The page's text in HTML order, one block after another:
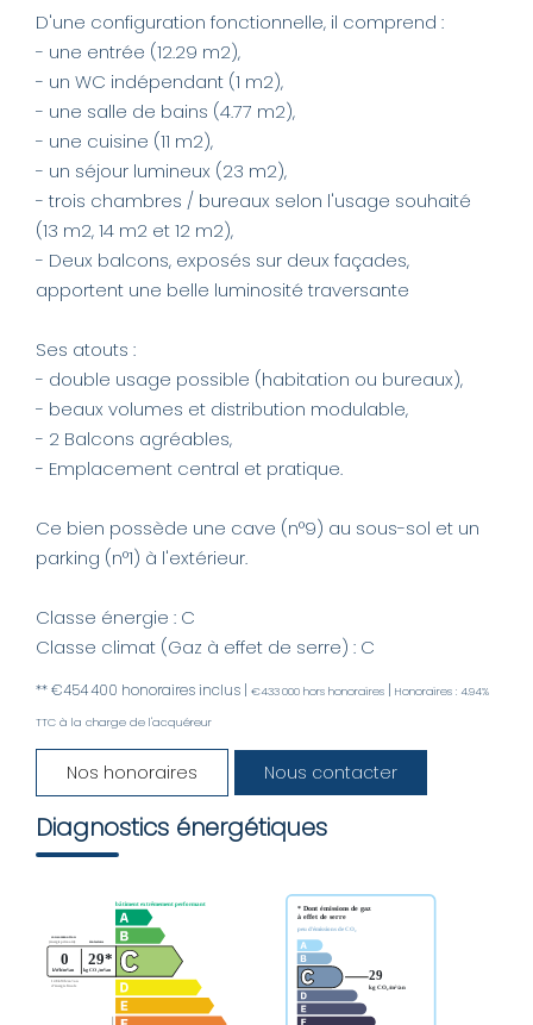
D'une configuration fonctionnelle, il comprend :
- une entrée (12.29 m2),
- un WC indépendant (1 m2),
- une salle de bains (4.77 m2),
- une cuisine (11 m2),
- un séjour lumineux (23 m2),
- trois chambres / bureaux selon l'usage souhaité
(13 m2, 14 m2 et 12 m2),
- Deux balcons, exposés sur deux façades,
apportent une belle luminosité traversante
Ses atouts :
- double usage possible (habitation ou bureaux),
- beaux volumes et distribution modulable,
- 2 Balcons agréables,
- Emplacement central et pratique.
Ce bien possède une cave (n°9) au sous-sol et un
parking (n°1) à l'extérieur.
Classe énergie : C
Classe climat (Gaz à effet de serre) : C
** €454 400 honoraires inclus | €433 000 hors honoraires | Honoraires : 4.94%
TTC à la charge de l'acquéreur
Nos honoraires Nous contacter
Diagnostics énergétiques